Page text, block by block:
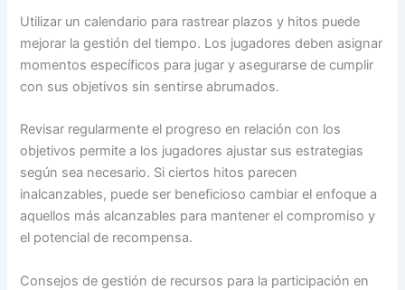
Utilizar un calendario para rastrear plazos y hitos puede
mejorar la gestión del tiempo. Los jugadores deben asignar
momentos específicos para jugar y asegurarse de cumplir
con sus objetivos sin sentirse abrumados.
Revisar regularmente el progreso en relación con los
objetivos permite a los jugadores ajustar sus estrategias
según sea necesario. Si ciertos hitos parecen
inalcanzables, puede ser beneficioso cambiar el enfoque a
aquellos más alcanzables para mantener el compromiso y
el potencial de recompensa.
Consejos de gestión de recursos para la participación en